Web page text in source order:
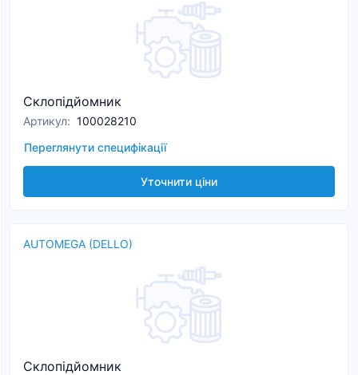
Склопідйомник
Артикул: 100028210
Переглянути специфікації
Уточнити ціни
AUTOMEGA (DELLO)
Склопідйомник